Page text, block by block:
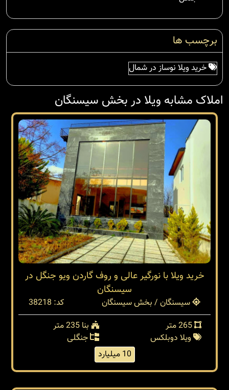
برچسب ها
خرید ویلا نوساز در شمال
املاک مشابه ویلا در بخش سیسنگان
خرید ویلا با نورگیر عالی و روف گاردن ویو جنگل در
سیسنگان
سیسنگان / بخش سیسنگان
کد: 38218
بنا 235 متر
ویلا دوبلکس
جنگلی
10 میلیارد